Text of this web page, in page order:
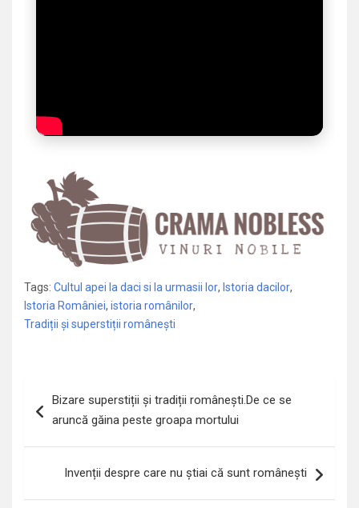
Tags: Cultul apei la daci si la urmasii lor, Istoria dacilor,
Istoria României, istoria românilor,
Tradiții și superstiții românești
în
Bizare superstiții și tradiții românești.De ce se
aruncă găina peste groapa mortului
Invenții despre care nu știai că sunt românești